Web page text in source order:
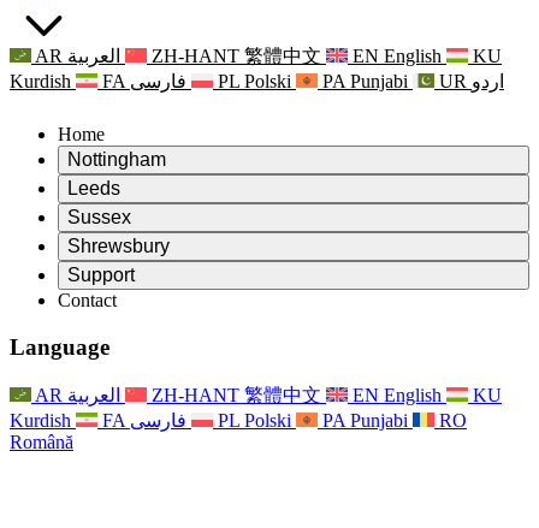
AR العربية ZH-HANT 繁體中文 EN English
KU
Kurdish
FA فارسی PL Polski PA Punjabi UR اردو
Home
Nottingham
Review
Președintele revizuirii
Echipa independentă de evaluare
Termeni de referință
Raportul final al evaluării independente
Întrebări frecvente
Procesul de feedback al familiei
Buletine informative
Renunțare
Evenimente
Leeds
Review
Președintele revizuirii
Echipa independentă de evaluare
Termeni de referință
Contact
Sprijin psihologic pentru familii
Actualizări pentru familii
Evenimente
For Staff
Sprijin pentru personal
Vocile personalului
Sussex
Review
Președintele revizuirii
Echipa independentă de evaluare
Termeni de referință
For Families
Actualizări pentru familii
Evenimente
For Staff
Shrewsbury
Review
Termeni de referință pentru revizuirea maternității
Raportul final al evaluării independente
Primul raport al evaluării independente
For Families
Actualizări
Support
Leeds
Nottingham
Serviciul de asistență psihologică familială
Sprijin în caz de criză în domeniul sănătății mintale
Servicii regionale Nottingham
National
Sepsis Charities
Contact
Language
AR العربية ZH-HANT 繁體中文 EN English
KU
Kurdish
FA فارسی PL Polski PA Punjabi
RO
Română